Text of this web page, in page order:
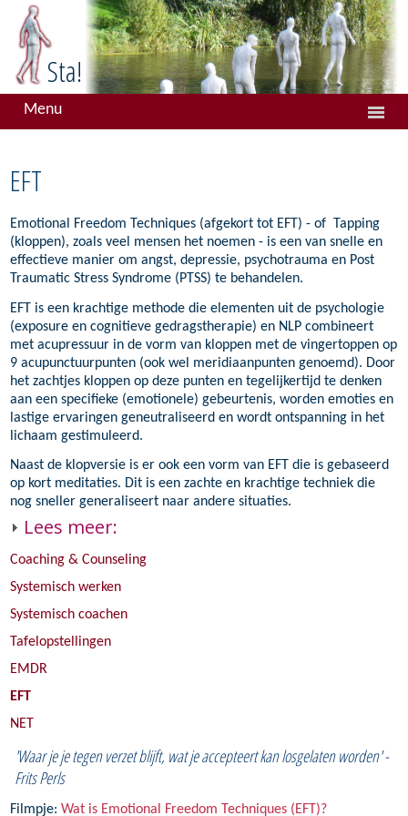
Sta!
Menu
Main
Coaching en therapie
Systemisch werken
Systemisch coachen
Tafelopstellingen
EMDR
EFT
NET
Belangrijke thema's
Psychotrauma
Symptomen en ziekte
Arbeids problematiek
Studie problematiek
Training
Werkwijze en kosten
Artikelen
Over Rob
EFT
Emotional Freedom Techniques (afgekort tot EFT) - of Tapping
(kloppen), zoals veel mensen het noemen - is een van snelle en
effectieve manier om angst, depressie, psychotrauma en Post
Traumatic Stress Syndrome (PTSS) te behandelen.
EFT is een krachtige methode die elementen uit de psychologie
(exposure en cognitieve gedragstherapie) en NLP combineert
met acupressuur in de vorm van kloppen met de vingertoppen op
9 acupunctuurpunten (ook wel meridiaanpunten genoemd). Door
het zachtjes kloppen op deze punten en tegelijkertijd te denken
aan een specifieke (emotionele) gebeurtenis, worden emoties en
lastige ervaringen geneutraliseerd en wordt ontspanning in het
lichaam gestimuleerd.
Naast de klopversie is er ook een vorm van EFT die is gebaseerd
op kort meditaties. Dit is een zachte en krachtige techniek die
nog sneller generaliseert naar andere situaties.
Lees meer:
Coaching & Counseling
Systemisch werken
Systemisch coachen
Tafelopstellingen
EMDR
EFT
NET
'Waar je je tegen verzet blijft, wat je accepteert kan losgelaten worden' -
Frits Perls
Filmpje:Wat is Emotional Freedom Techniques (EFT)?